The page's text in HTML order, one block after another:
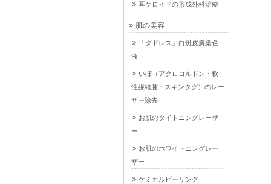
耳ケロイドの形成外科治療
肌の美容
「ダドレス」白斑皮膚染色
液
いぼ（アクロコルドン・軟
性線維腫・スキンタグ）のレー
ザー除去
お肌のタイトニングレーザ
ー
お肌のホワイトニングレー
ザー
ケミカルピーリング